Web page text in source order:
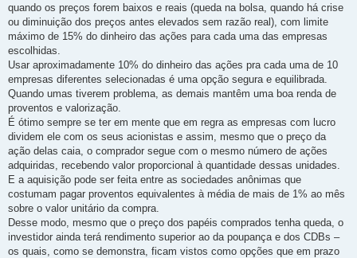
quando os preços forem baixos e reais (queda na bolsa, quando há crise
ou diminuição dos preços antes elevados sem razão real), com limite
máximo de 15% do dinheiro das ações para cada uma das empresas
escolhidas.
Usar aproximadamente 10% do dinheiro das ações pra cada uma de 10
empresas diferentes selecionadas é uma opção segura e equilibrada.
Quando umas tiverem problema, as demais mantêm uma boa renda de
proventos e valorização.
É ótimo sempre se ter em mente que em regra as empresas com lucro
dividem ele com os seus acionistas e assim, mesmo que o preço da
ação delas caia, o comprador segue com o mesmo número de ações
adquiridas, recebendo valor proporcional à quantidade dessas unidades.
E a aquisição pode ser feita entre as sociedades anônimas que
costumam pagar proventos equivalentes à média de mais de 1% ao mês
sobre o valor unitário da compra.
Desse modo, mesmo que o preço dos papéis comprados tenha queda, o
investidor ainda terá rendimento superior ao da poupança e dos CDBs –
os quais, como se demonstra, ficam vistos como opções que em prazo